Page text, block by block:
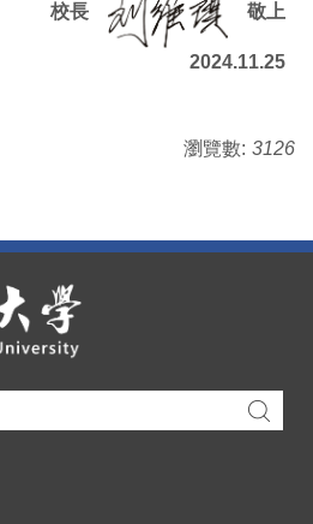
校長 敬上
2024.11.25
瀏覽數: 3126